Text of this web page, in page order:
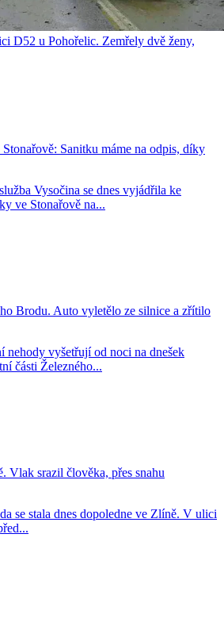
D52 u Pohořelic. Zemřely dvě ženy,
Sanitku máme na odpis, díky
Vysočina se dnes vyjádřila ke
ve Stonařově na...
Brodu. Auto vyletělo ze silnice a zřítilo
nehody vyšetřují od noci na dnešek
části Železného...
Vlak srazil člověka, přes snahu
se stala dnes dopoledne ve Zlíně. V ulici